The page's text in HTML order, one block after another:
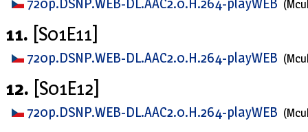
11. [S01E11]
720p.DSNP.WEB-DL.AAC2.0.H.264-playWEB
12. [S01E12]
720p.DSNP.WEB-DL.AAC2.0.H.264-playWEB